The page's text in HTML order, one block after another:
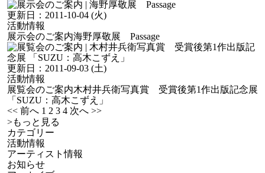
更新日： 2011-10-04 (火)
活動情報
展示会のご案内海野厚敬展 Passage
更新日： 2011-09-03 (土)
活動情報
展覧会のご案内木村井兵衛写真賞 受賞後第1作出版記念展
「SUZU：高木こずえ」
<< 前へ 1 2 3 4 次へ >>
>もっと見る
カテゴリー
活動情報
アーティスト情報
お知らせ